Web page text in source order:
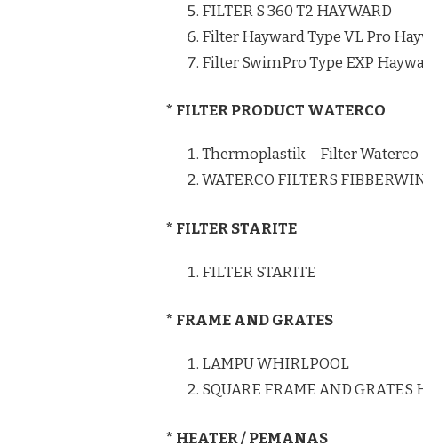
FILTER S 360 T2 HAYWARD
Filter Hayward Type VL Pro
Filter SwimPro Type EXP
* FILTER PRODUCT WATERCO
Thermoplastik – Filter Waterco
WATERCO FILTERS
* FILTER STARITE
FILTER STARITE
* FRAME AND GRATES
LAMPU WHIRLPOOL
SQUARE FRAME AND GRATES
* HEATER / PEMANAS